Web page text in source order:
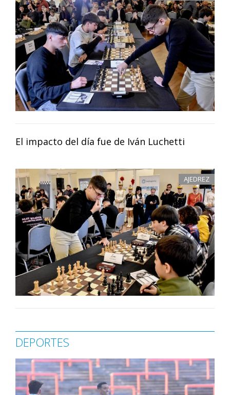
El impacto del día fue de Iván Luchetti
AJEDREZ
DEPORTES